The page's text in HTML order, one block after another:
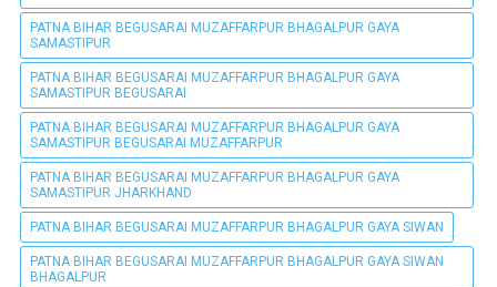
PATNA BIHAR BEGUSARAI MUZAFFARPUR BHAGALPUR GAYA
SAMASTIPUR
PATNA BIHAR BEGUSARAI MUZAFFARPUR BHAGALPUR GAYA
SAMASTIPUR BEGUSARAI
PATNA BIHAR BEGUSARAI MUZAFFARPUR BHAGALPUR GAYA
SAMASTIPUR BEGUSARAI MUZAFFARPUR
PATNA BIHAR BEGUSARAI MUZAFFARPUR BHAGALPUR GAYA
SAMASTIPUR JHARKHAND
PATNA BIHAR BEGUSARAI MUZAFFARPUR BHAGALPUR GAYA SIWAN
PATNA BIHAR BEGUSARAI MUZAFFARPUR BHAGALPUR GAYA SIWAN
BHAGALPUR